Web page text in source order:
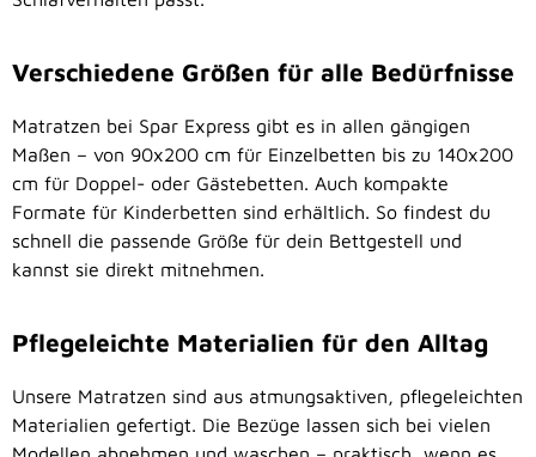
Verschiedene Größen für alle Bedürfnisse
Matratzen bei Spar Express gibt es in allen gängigen
Maßen – von 90x200 cm für Einzelbetten bis zu 140x200
cm für Doppel- oder Gästebetten. Auch kompakte
Formate für Kinderbetten sind erhältlich. So findest du
schnell die passende Größe für dein Bettgestell und
kannst sie direkt mitnehmen.
Pflegeleichte Materialien für den Alltag
Unsere Matratzen sind aus atmungsaktiven, pflegeleichten
Materialien gefertigt. Die Bezüge lassen sich bei vielen